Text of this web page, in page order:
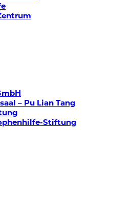
– Pu Lian Tang
Stiftung